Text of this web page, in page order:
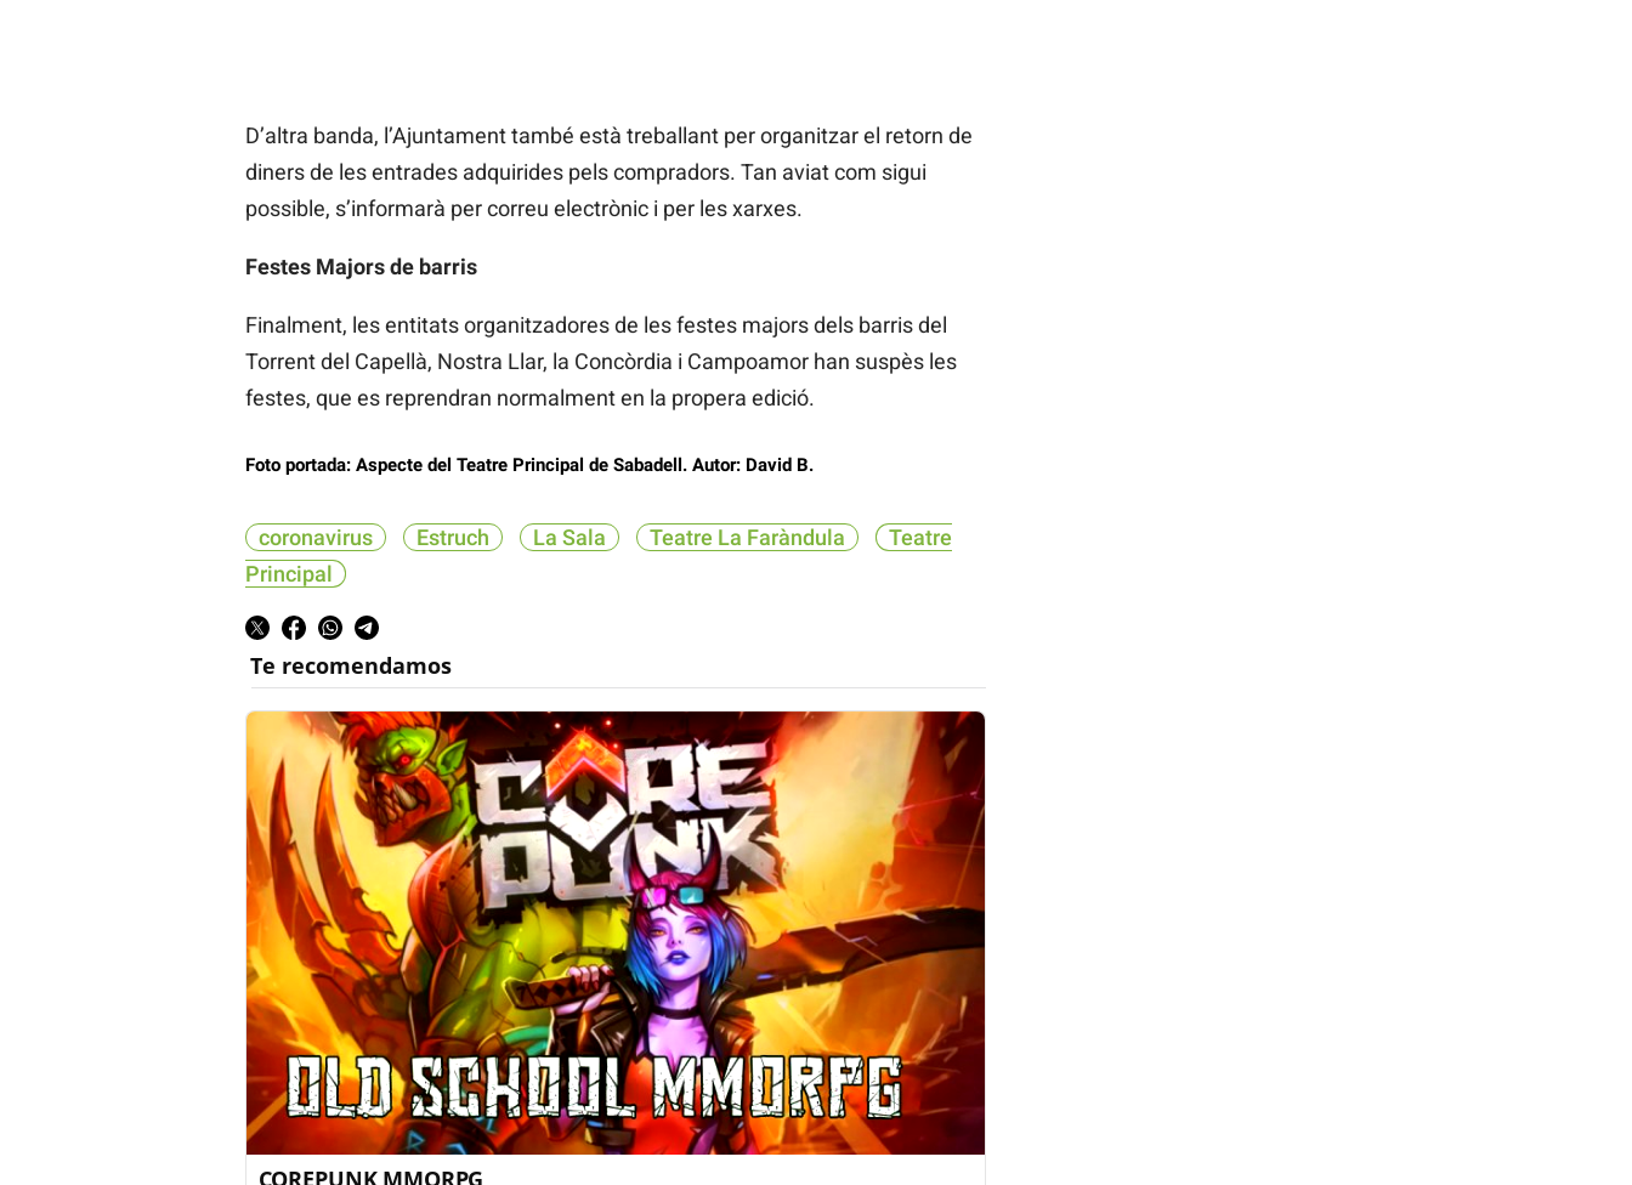
D’altra banda, l’Ajuntament també està treballant per organitzar el retorn de
diners de les entrades adquirides pels compradors. Tan aviat com sigui
possible, s’informarà per correu electrònic i per les xarxes.
Festes Majors de barris
Finalment, les entitats organitzadores de les festes majors dels barris del
Torrent del Capellà, Nostra Llar, la Concòrdia i Campoamor han suspès les
festes, que es reprendran normalment en la propera edició.
Foto portada: Aspecte del Teatre Principal de Sabadell. Autor: David B.
coronavirus Estruch La Sala Teatre La Faràndula
Teatre
Principal
Te recomendamos
COREPUNK MMORPG